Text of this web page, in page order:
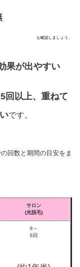
も確認しましょう。
果が出やすい
5回以上、重ねて
です。
回数と期間の目安をま
サロン
(光脱毛)
8～
6回